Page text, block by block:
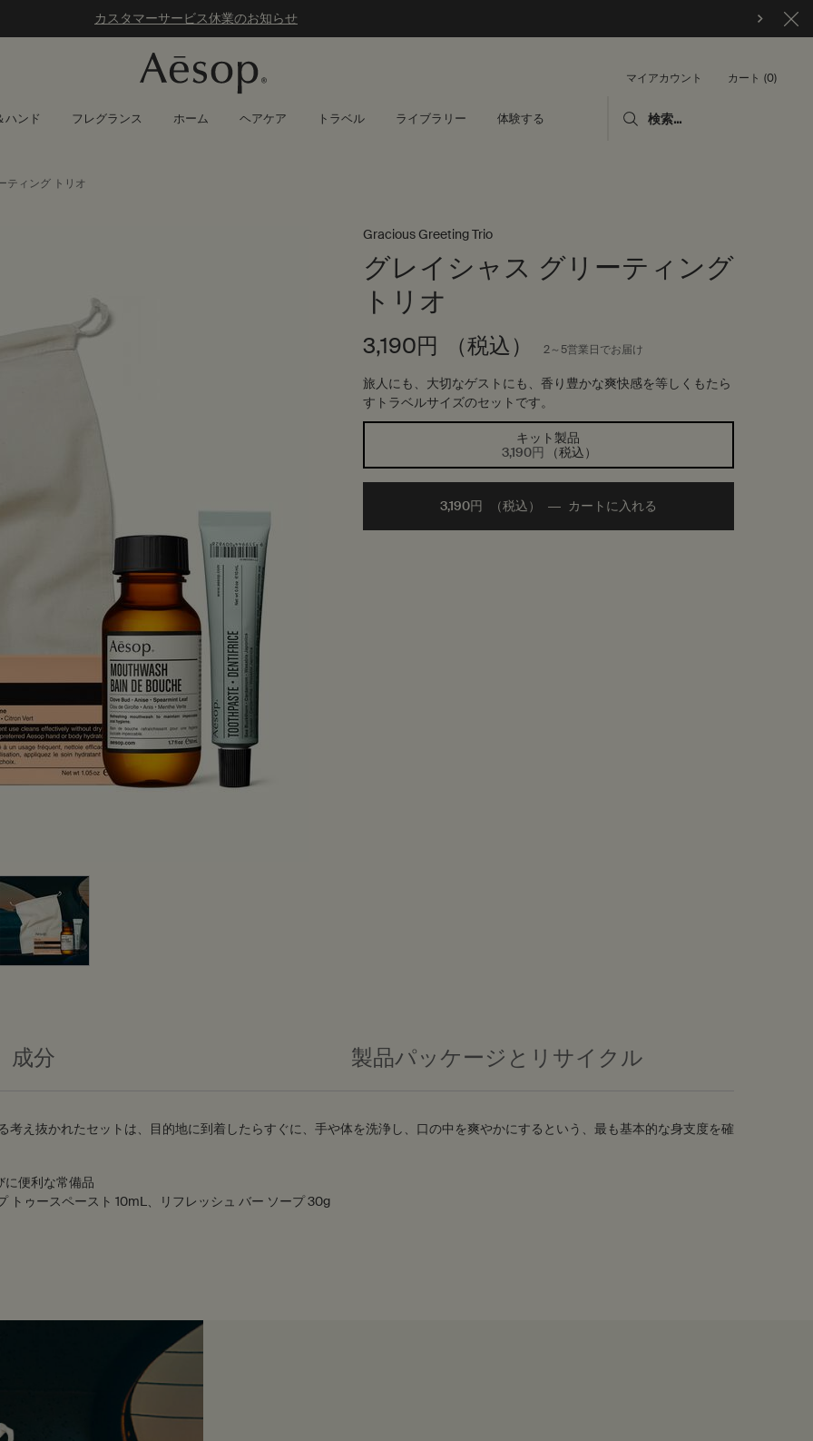
カスタマーサービス休業のお知らせ
マイアカウント カート 0
0 カート内の製品
ハンド フレグランス ホーム ヘアケア トラベル ライブラリー 体験する 検索...
ティング トリオ
Gracious Greeting Trio
グレイシャス グリーティング
トリオ
3,190円 （税込） 2～5営業日でお届け
旅人にも、大切なゲストにも、香り豊かな爽快感を等しくもたら
すトラベルサイズのセットです。
選択済み
キット製品
3,190円
（税込）
, 1/1
3,190円 （税込） ― カートに入れる
成分 製品パッケージとリサイクル
え抜かれたセットは、目的地に到着したらすぐに、手や体を洗浄し、口の中を爽やかにするという、最も基本的な身支度を確
に便利な常備品
トゥースペースト 10mL、リフレッシュ バー ソープ 30g